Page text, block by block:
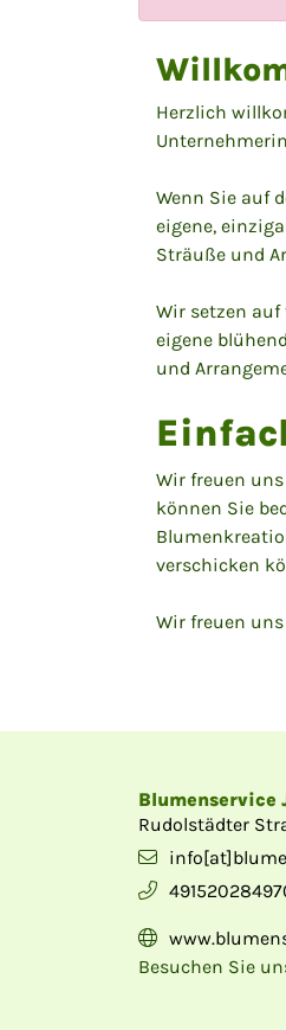
Herzlich
Wenn Sie auf
eigene,
Sträuße und
Wir setzen
eigene
und
Wir freuen
können Sie
verschicken
Wir freuen
Blumenservice
Rudolstädter
Besuchen Sie